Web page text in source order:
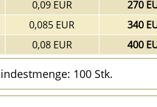
0,09 EUR
270
0,085 EUR
340
0,08 EUR 400
100 Stk.